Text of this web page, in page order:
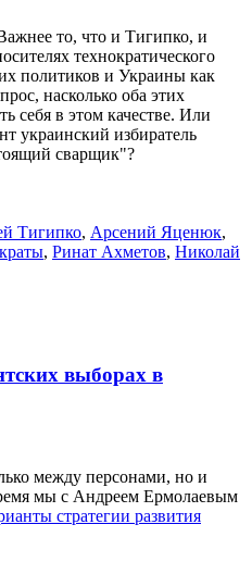
то, что и Тигипко, и
технократического
политиков и Украины как
насколько оба этих
себя в этом качестве. Или
украинский избиратель
сварщик"?
Тигипко, Арсений Яценюк,
, Ринат Ахметов, Николай
выборах в
между персонами, но и
мы с Андреем Ермолаевым
стратегии развития